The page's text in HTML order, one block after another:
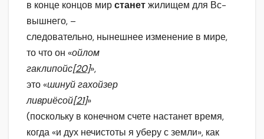
в конце концов мирстанетжилищем для Вс-
вышнего, –
следовательно, нынешнее изменение в мире,
то что он «ойлом
гаклипойс[20]»,
это «шинуй гахойзер
ливриёсой[21]»
(поскольку в конечном счете настанет время,
когда «и дух нечистоты я уберу с земли», как